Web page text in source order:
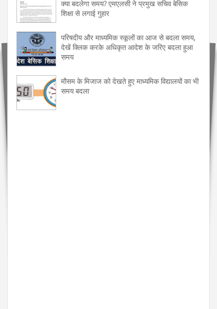
क्या बदलेगा समय? एमएलसी ने प्रमुख सचिव बेसिक
शिक्षा से लगाई गुहार
परिषदीय और माध्यमिक स्कूलों का आज से बदला समय,
देखें क्लिक करके अधिकृत आदेश के जरिए बदला हुआ
समय
मौसम के मिजाज को देखते हुए माध्यमिक विद्यालयों का भी
समय बदला